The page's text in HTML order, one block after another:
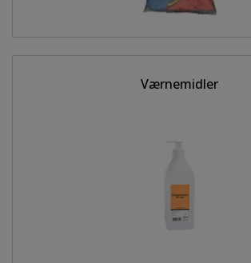
Værnemidler